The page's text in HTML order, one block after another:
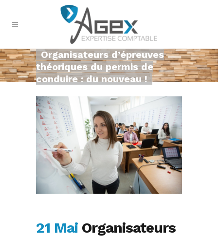
Organisateurs d’épreuves
théoriques du permis de
conduire : du nouveau !
21 Mai Organisateurs